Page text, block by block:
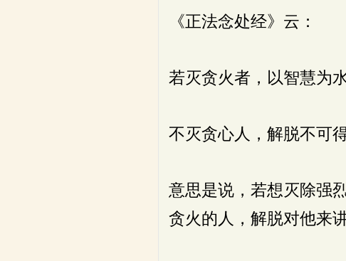
《正法念处经》云：
若灭贪火者，以智慧为水
不灭贪心人，解脱不可得
意思是说，若想灭除强
贪火的人，解脱对他来